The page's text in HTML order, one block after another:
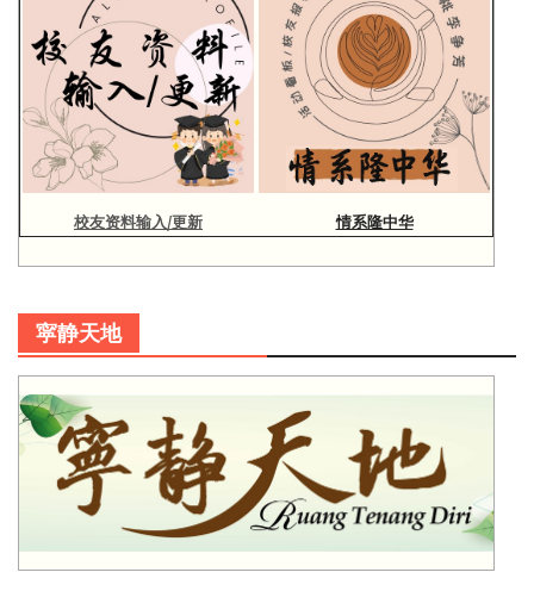
校友资料输入/更新 情系隆中华
寜静天地